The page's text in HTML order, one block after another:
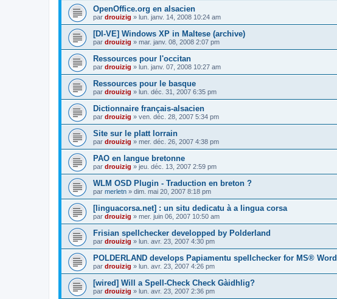
OpenOffice.org en alsacien
par drouizig » lun. janv. 14, 2008 10:24 am
[DI-VE] Windows XP in Maltese (archive)
par drouizig » mar. janv. 08, 2008 2:07 pm
Ressources pour l'occitan
par drouizig » lun. janv. 07, 2008 10:27 am
Ressources pour le basque
par drouizig » lun. déc. 31, 2007 6:35 pm
Dictionnaire français-alsacien
par drouizig » ven. déc. 28, 2007 5:34 pm
Site sur le platt lorrain
par drouizig » mer. déc. 26, 2007 4:38 pm
PAO en langue bretonne
par drouizig » jeu. déc. 13, 2007 2:59 pm
WLM OSD Plugin - Traduction en breton ?
par merletn » dim. mai 20, 2007 8:18 pm
[linguacorsa.net] : un situ dedicatu à a lingua corsa
par drouizig » mer. juin 06, 2007 10:50 am
Frisian spellchecker developped by Polderland
par drouizig » lun. avr. 23, 2007 4:30 pm
POLDERLAND develops Papiamentu spellchecker for MS® Word
par drouizig » lun. avr. 23, 2007 4:26 pm
[wired] Will a Spell-Check Check Gàidhlig?
par drouizig » lun. avr. 23, 2007 2:36 pm